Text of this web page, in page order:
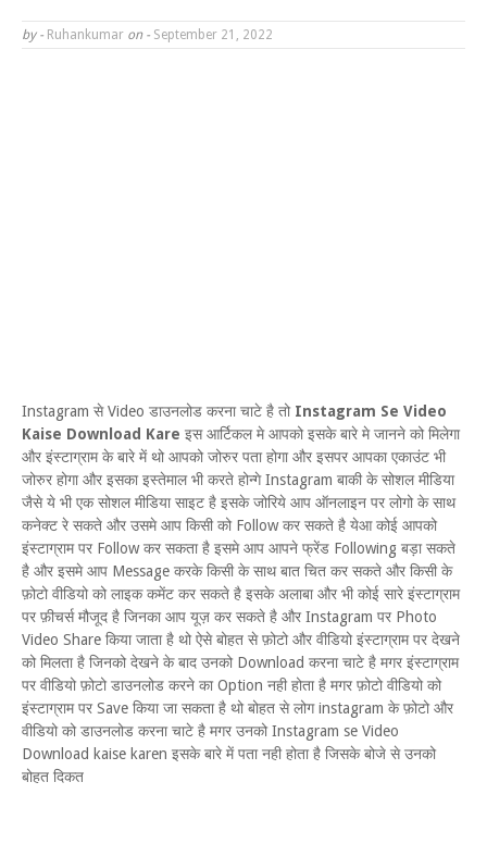
by - Ruhankumar on - September 21, 2022
Instagram से Video डाउनलोड करना चाटे है तो Instagram Se Video
Kaise Download Kare इस आर्टिकल मे आपको इसके बारे मे जानने को मिलेगा
और इंस्टाग्राम के बारे में थो आपको जोरुर पता होगा और इसपर आपका एकाउंट भी
जोरुर होगा और इसका इस्तेमाल भी करते होन्गे Instagram बाकी के सोशल मीडिया
जैसे ये भी एक सोशल मीडिया साइट है इसके जोरिये आप ऑनलाइन पर लोगो के साथ
कनेक्ट रे सकते और उसमे आप किसी को Follow कर सकते है येआ कोई आपको
इंस्टाग्राम पर Follow कर सकता है इसमे आप आपने फ्रेंड Following बड़ा सकते
है और इसमे आप Message करके किसी के साथ बात चित कर सकते और किसी के
फ़ोटो वीडियो को लाइक कमेंट कर सकते है इसके अलाबा और भी कोई सारे इंस्टाग्राम
पर फ़ीचर्स मौजूद है जिनका आप यूज़ कर सकते है और Instagram पर Photo
Video Share किया जाता है थो ऐसे बोहत से फ़ोटो और वीडियो इंस्टाग्राम पर देखने
को मिलता है जिनको देखने के बाद उनको Download करना चाटे है मगर इंस्टाग्राम
पर वीडियो फ़ोटो डाउनलोड करने का Option नही होता है मगर फ़ोटो वीडियो को
इंस्टाग्राम पर Save किया जा सकता है थो बोहत से लोग instagram के फ़ोटो और
वीडियो को डाउनलोड करना चाटे है मगर उनको Instagram se Video
Download kaise karen इसके बारे में पता नही होता है जिसके बोजे से उनको
बोहत दिकत